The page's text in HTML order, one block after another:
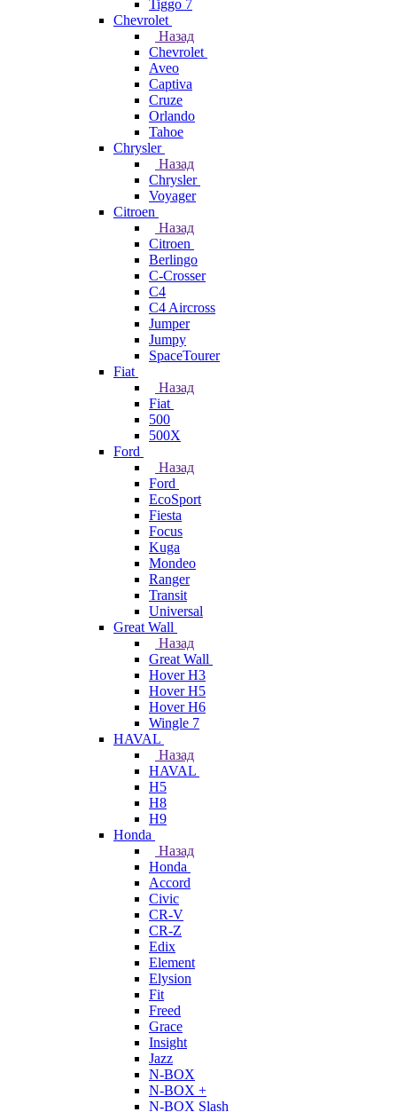
Tiggo 7
Chevrolet
Назад
Chevrolet
Aveo
Captiva
Cruze
Orlando
Tahoe
Chrysler
Назад
Chrysler
Voyager
Citroen
Назад
Citroen
Berlingo
C-Crosser
C4
C4 Aircross
Jumper
Jumpy
SpaceTourer
Fiat
Назад
Fiat
500
500X
Ford
Назад
Ford
EcoSport
Fiesta
Focus
Kuga
Mondeo
Ranger
Transit
Universal
Great Wall
Назад
Great Wall
Hover H3
Hover H5
Hover H6
Wingle 7
HAVAL
Назад
HAVAL
H5
H8
H9
Honda
Назад
Honda
Accord
Civic
CR-V
CR-Z
Edix
Element
Elysion
Fit
Freed
Grace
Insight
Jazz
N-BOX
N-BOX +
N-BOX Slash